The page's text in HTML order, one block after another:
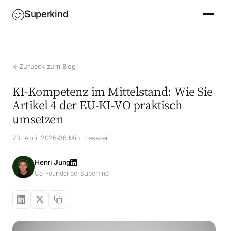
Superkind
Zurueck zum Blog
KI-Kompetenz im Mittelstand: Wie Sie
Artikel 4 der EU-KI-VO praktisch
umsetzen
23. April 2026 36 Min. Lesezeit
Henri Jung
Co-Founder bei Superkind